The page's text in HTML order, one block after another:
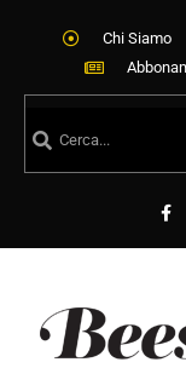
Chi Siamo